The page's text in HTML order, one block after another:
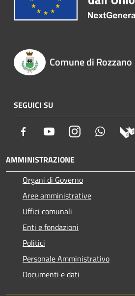
Comune di Rozzano
SEGUICI SU
Facebook YoutubeInstagram Whatsapp
AMMINISTRAZIONE
Organi di Governo
Aree amministrative
Uffici comunali
Enti e fondazioni
Politici
Personale Amministrativo
Documenti e dati